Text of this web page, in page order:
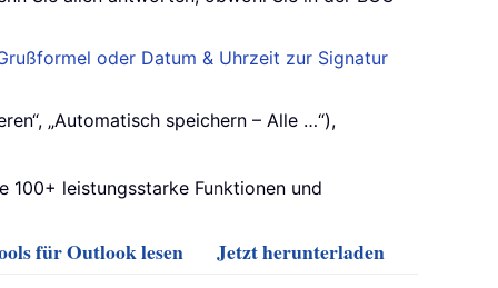
oder Datum & Uhrzeit zur Signatur
„Automatisch speichern – Alle …“),
leistungsstarke Funktionen und
für Outlook lesen Jetzt herunterladen